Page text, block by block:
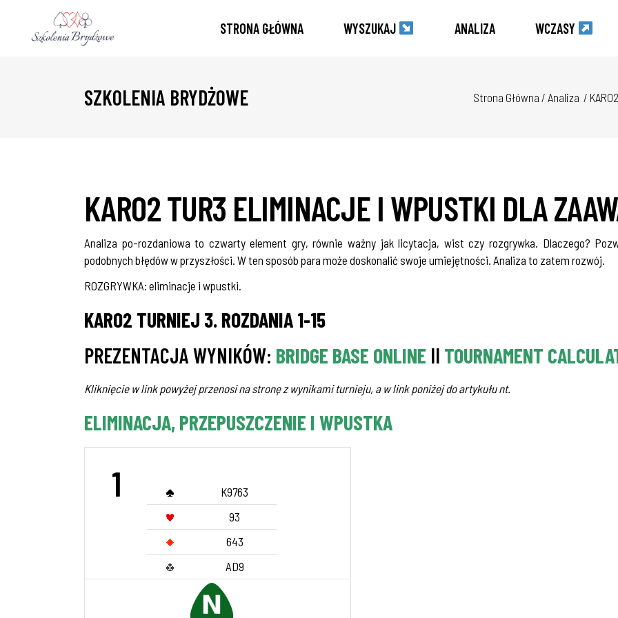
STRONA GŁÓWNA WYSZUKAJ ANALIZA WCZASY
SZKOLENIA BRYDŻOWE Strona Główna / Analiza /
KARO2 TUR3 ELIMINACJE I WPUSTKI DLA
Analiza po-rozdaniowa to czwarty element gry, równie ważny jak licytacja, wist czy rozgrywka. Dlaczego?
podobnych błędów w przyszłości. W ten sposób para może doskonalić swoje umiejętności. Analiza to zatem rozwój.
ROZGRYWKA: eliminacje i wpustki.
KARO2 TURNIEJ 3. ROZDANIA 1-15
PREZENTACJA WYNIKÓW: BRIDGE BASE ONLINE II TOURNAMENT
Kliknięcie w link powyżej przenosi na stronę z wynikami turnieju, a w link poniżej do artykułu nt.
ELIMINACJA, PRZEPUSZCZENIE I WPUSTKA
1
K9763
93
643
AD9